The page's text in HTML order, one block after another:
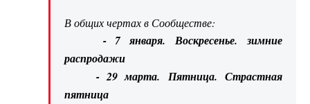
В общих чертах в Сообществе:
- 7 января. Воскресенье. зимние
распродажи
- 29 марта. Пятница. Страстная
пятница